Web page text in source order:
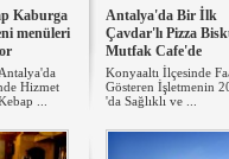
Kaburga
menüleri
Hizmet
...
Antalya'da Bir İlk
Çavdar'lı Pizza
Mutfak Cafe'de
Konyaaltı İlçesinde
Gösteren İşletmenin
'da Sağlıklı ve ...